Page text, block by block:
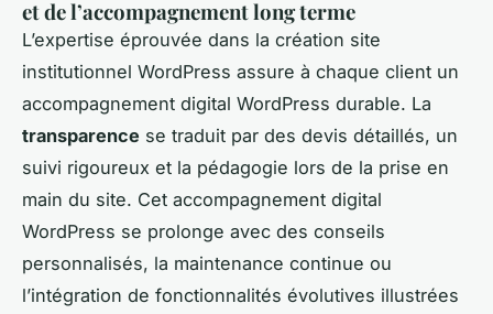
et de l’accompagnement long terme
L’expertise éprouvée dans la création site
institutionnel WordPress assure à chaque client un
accompagnement digital WordPress durable. La
transparence se traduit par des devis détaillés, un
suivi rigoureux et la pédagogie lors de la prise en
main du site. Cet accompagnement digital
WordPress se prolonge avec des conseils
personnalisés, la maintenance continue ou
l’intégration de fonctionnalités évolutives illustrées